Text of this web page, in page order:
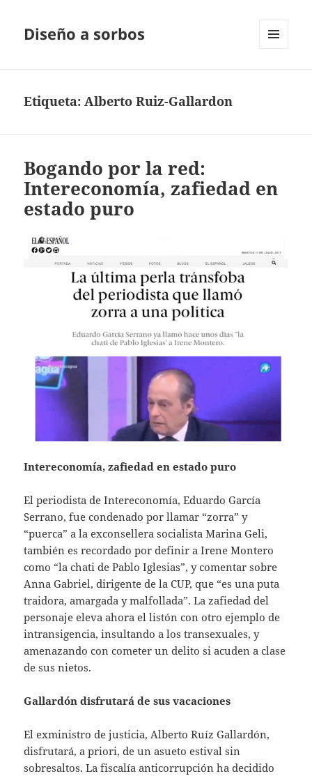
Diseño a sorbos
Etiqueta:Alberto Ruiz-Gallardon
Bogando por la red:
Intereconomía, zafiedad en
estado puro
Intereconomía, zafiedad en estado puro
El periodista de Intereconomía, Eduardo García
Serrano, fue condenado por llamar “zorra” y
“puerca” a la exconsellera socialista Marina Geli,
también es recordado por definir a Irene Montero
como “la chati de Pablo Iglesias”, y comentar sobre
Anna Gabriel, dirigente de la CUP, que “es una puta
traidora, amargada y malfollada”. La zafiedad del
personaje eleva ahora el listón con otro ejemplo de
intransigencia, insultando a los transexuales, y
amenazando con cometer un delito si acuden a clase
de sus nietos.
Gallardón disfrutará de sus vacaciones
El exministro de justicia, Alberto Ruíz Gallardón,
disfrutará, a priori, de un asueto estival sin
sobresaltos. La fiscalía anticorrupción ha decidido